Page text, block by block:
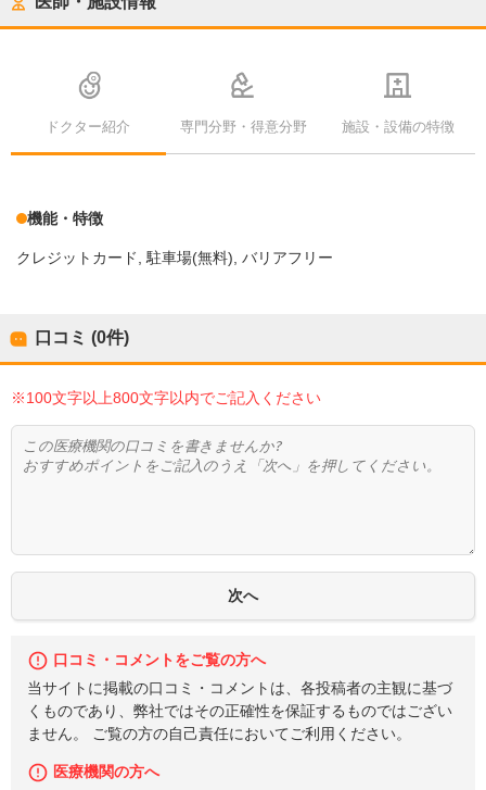
ドクター紹介 専門分野・得意分野 施設・設備の特徴
機能・特徴
クレジットカード 駐車場(無料) バリアフリー
口コミ (0件)
※100文字以上800文字以内でご記入ください
口コミ・コメントをご覧の方へ
当サイトに掲載の口コミ・コメントは、各投稿者の主観に基づ
くものであり、弊社ではその正確性を保証するものではござい
ません。 ご覧の方の自己責任においてご利用ください。
医療機関の方へ